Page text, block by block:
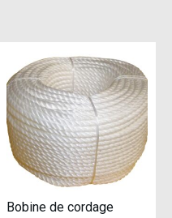
Bobine de cordage